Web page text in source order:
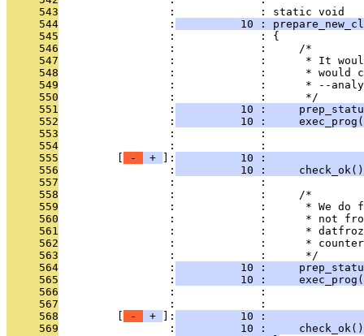
     543
                 :             : static void
     544
                 :
10 :
     545
                 :             : {
     546
                 :             :     /*
     547
:             :      * It
     548
:             :      * would
     549
:             :      * --
     550
                 :             :      */
     551
                 :
10 :
     552
                 :
10 :
     553
:             :
     554
:             :
     555
- + ]:
10 :
     556
                 :
10 :
     557
                 :             :
     558
                 :             :     /*
     559
:             :      * We do
     560
:             :      * not
     561
:             :      *
     562
:             :      *
     563
                 :             :      */
     564
                 :
10 :
     565
                 :
10 :
     566
:             :
     567
:             :
     568
- + ]:
10 :
     569
                 :
10 :